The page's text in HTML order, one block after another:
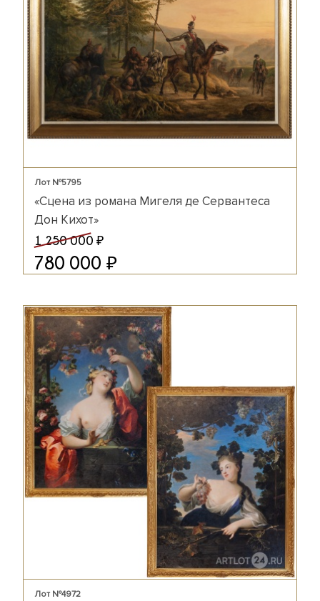
Лот №5795
«Сцена из романа Мигеля де Сервантеса
Дон Кихот»
1 250 000 ₽
780 000 ₽
Лот №4972